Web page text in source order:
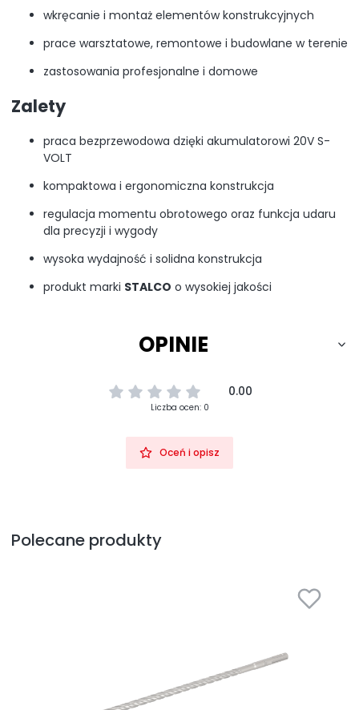
wkręcanie i montaż elementów konstrukcyjnych
prace warsztatowe, remontowe i budowlane w terenie
zastosowania profesjonalne i domowe
Zalety
praca bezprzewodowa dzięki akumulatorowi 20V S-
VOLT
kompaktowa i ergonomiczna konstrukcja
regulacja momentu obrotowego oraz funkcja udaru
dla precyzji i wygody
wysoka wydajność i solidna konstrukcja
produkt marki STALCO o wysokiej jakości
OPINIE
0.00
Liczba ocen: 0
Oceń i opisz
Polecane produkty